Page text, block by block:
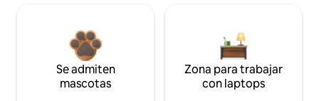
Se admiten
mascotas
Zona para trabajar
con laptops